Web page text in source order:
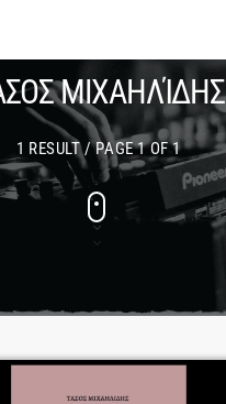
ΜΙΧΑΗΛΊΔΗΣ
1 RESULT / PAGE 1 OF 1